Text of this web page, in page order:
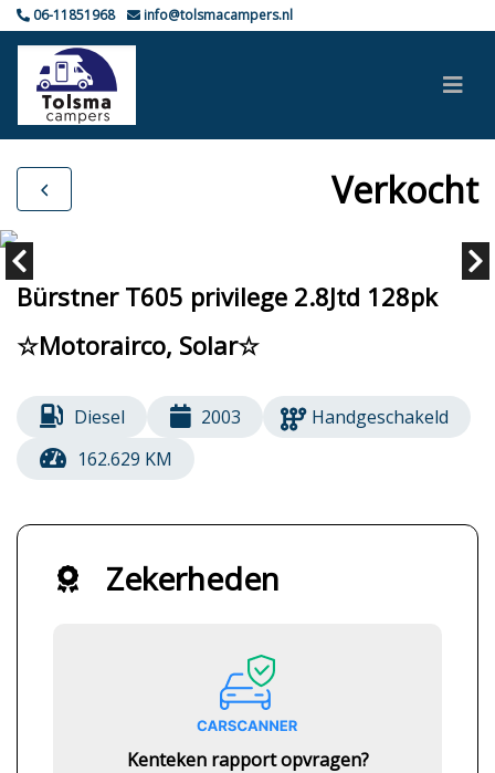
06-11851968 info@tolsmacampers.nl
Verkocht
Bürstner T605 privilege 2.8Jtd 128pk
☆Motorairco, Solar☆
Diesel 2003
Handgeschakeld
162.629 KM
Zekerheden
Kenteken rapport opvragen?